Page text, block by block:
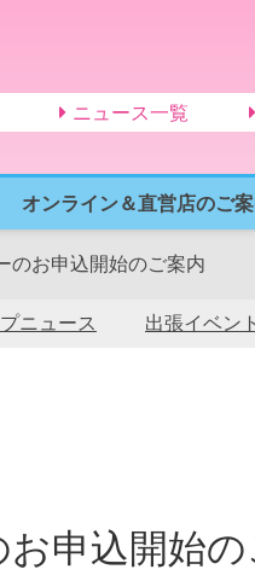
オンライン＆直営店のご
ニュース一覧
のお申込開始のご案内
ニュース 出張イベン
お申込開始